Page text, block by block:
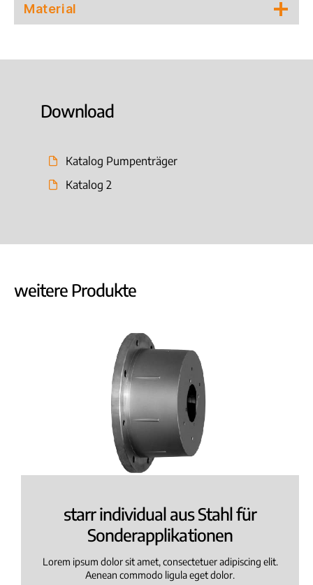
Material
Download
Katalog Pumpenträger
Katalog 2
weitere Produkte
starr individual aus Stahl für
Sonderapplikationen
Lorem ipsum dolor sit amet, consectetuer adipiscing elit.
Aenean commodo ligula eget dolor.